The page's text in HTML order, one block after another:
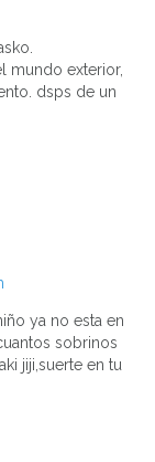
mundo exterior,
dsps de un
ya no esta en
sobrinos
jiji,suerte en tu